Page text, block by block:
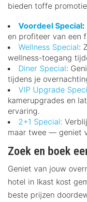
bieden toffe
Voordeel Special:
en profiteer van een
Wellness Special:
wellness-toegang
Diner Special:
tijdens je
VIP Upgrade
kamerupgrades en
ervaring.
2+1 Special:
maar twee — geniet
Zoek en boek
Geniet van jouw
hotel in Ikast kost
beste prijzen